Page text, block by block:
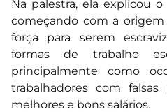
Na palestra, ela explicou
começando com a origem
força para serem
formas de trabalho
principalmente como
trabalhadores com falsas
melhores e bons salários.